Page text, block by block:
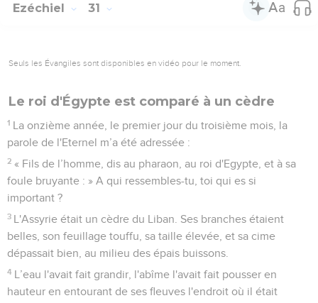
Ezéchiel 31
Seuls les Évangiles sont disponibles en vidéo pour le moment.
Le roi d'Égypte est comparé à un cèdre
1 La onzième année, le premier jour du troisième mois, la
parole de l'Eternel m’a été adressée :
2 « Fils de l’homme, dis au pharaon, au roi d'Egypte, et à sa
foule bruyante : » A qui ressembles-tu, toi qui es si
important ?
3 L'Assyrie était un cèdre du Liban. Ses branches étaient
belles, son feuillage touffu, sa taille élevée, et sa cime
dépassait bien, au milieu des épais buissons.
4 L’eau l'avait fait grandir, l'abîme l'avait fait pousser en
hauteur en entourant de ses fleuves l'endroit où il était